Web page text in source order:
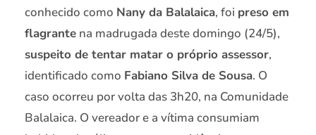
conhecido como Nany da Balalaica, foi preso em
flagrante na madrugada deste domingo (24/5),
suspeito de tentar matar o próprio assessor,
identificado como Fabiano Silva de Sousa. O
caso ocorreu por volta das 3h20, na Comunidade
Balalaica. O vereador e a vítima consumiam